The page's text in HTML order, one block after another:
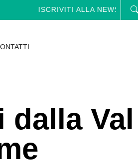
ISCRIVITI ALLA NEWSLETTER E
dalla